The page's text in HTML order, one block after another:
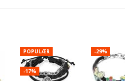
POPULÆR
-17%
-29%